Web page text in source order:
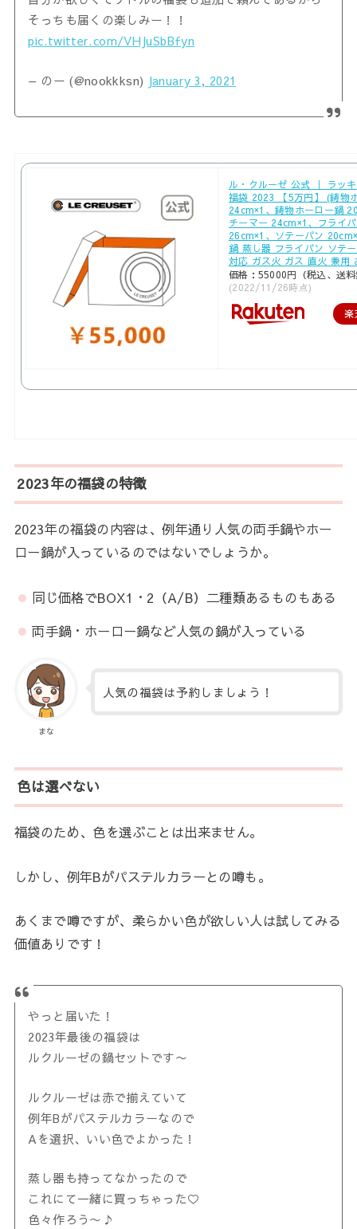
そっちも届くの楽しみー！！
pic.twitter.com/VHJuSbBfyn
— のー (@nookkksn) January 3, 2021
ル・クルーゼ 公式 ｜ ラッ
福袋 2023 【5万円】 (鋳物
24cm×1、鋳物ホーロー鍋
チーマー 24cm×1、フライ
26cm×1、ソテーパン
鍋 蒸し器 フライパン ソテ
対応 ガス火 ガス 直火 兼用
価格：55000円（税込、送
(2022/11/26時点)
楽
2023年の福袋の特徴
2023年の福袋の内容は、例年通り人気の両手鍋やホー
ロー鍋が入っているのではないでしょうか。
同じ価格でBOX1・2（A/B）二種類あるものもある
両手鍋・ホーロー鍋など人気の鍋が入っている
まな
人気の福袋は予約しましょう！
色は選べない
福袋のため、色を選ぶことは出来ません。
しかし、例年Bがパステルカラーとの噂も。
あくまで噂ですが、柔らかい色が欲しい人は試してみる
価値ありです！
やっと届いた！
2023年最後の福袋は
ルクルーゼの鍋セットです〜
ルクルーゼは赤で揃えていて
例年Bがパステルカラーなので
Aを選択、いい色でよかった！
蒸し器も持ってなかったので
これにて一緒に買っちゃった♡
色々作ろう〜♪